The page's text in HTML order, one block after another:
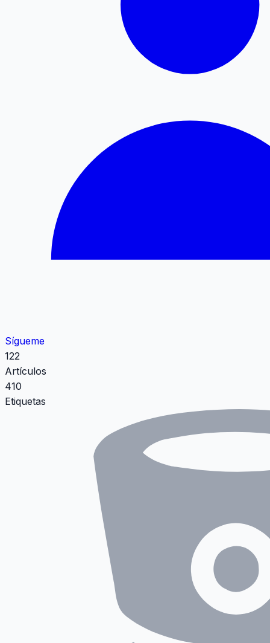
Sígueme
122
Artículos
410
Etiquetas